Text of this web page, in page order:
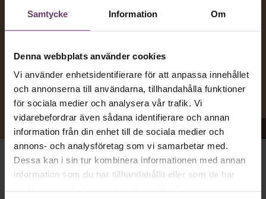
Samtycke Information Om
Denna webbplats använder cookies
Vi använder enhetsidentifierare för att anpassa innehållet
och annonserna till användarna, tillhandahålla funktioner
för sociala medier och analysera vår trafik. Vi
vidarebefordrar även sådana identifierare och annan
information från din enhet till de sociala medier och
annons- och analysföretag som vi samarbetar med.
Dessa kan i sin tur kombinera informationen med annan
information som du har tillhandahållit eller som de har
Appen Sinceerly imiterar vd:ars kortfattade språk.
VD:AR KAN VARA SVÅRAatt nå och besvarar inte alltid